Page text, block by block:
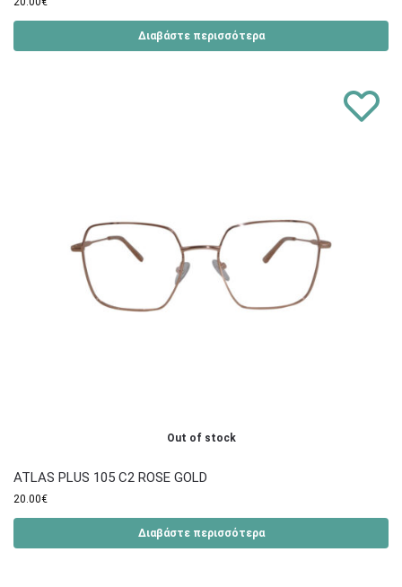
Διαβάστε περισσότερα
Out of stock
ATLAS PLUS 105 C2 ROSE GOLD
20.00€
Διαβάστε περισσότερα